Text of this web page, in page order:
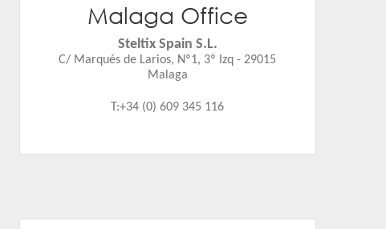
Malaga Office
Steltix Spain S.L.
C/ Marqués de Larios, Nº1, 3º Izq - 29015
Malaga
T:+34 (0) 609 345 116
Jaime Fernandez
jaime.fernandez@steltix.com